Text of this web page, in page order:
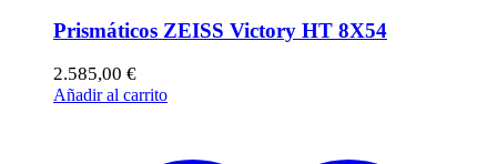
Prismáticos ZEISS Victory HT 8X54
2.585,00 €
Añadir al carrito